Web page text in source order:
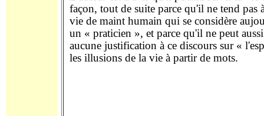
façon, tout de suite parce qu'il ne tend pas
vie de maint humain qui se considère
un « praticien », et parce qu'il ne peut
aucune justification à ce discours sur «
les illusions de la vie à partir de mots.